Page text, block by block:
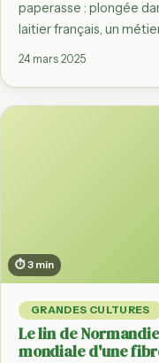
paperasse : plongée
laitier français, un
24 mars 2025
⏱ 3 min
GRANDES CULTURES
Le lin de
mondiale d'une